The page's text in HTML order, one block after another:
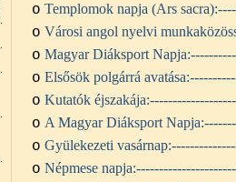
o Templomok napja (Ars sacra):
o Városi angol nyelvi
o Magyar Diáksport Napja:
o Elsősök polgárrá avatása:
o Kutatók éjszakája:
o A Magyar Diáksport Napja:
o Gyülekezeti vasárnap:
o Népmese napja: